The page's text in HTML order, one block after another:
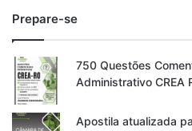
Prepare-se
750 Questões
Administrativo CREA
Apostila atualizada